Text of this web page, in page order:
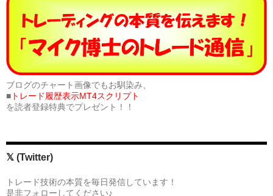
ブログのチャート画像でもお馴染み、
■ トレード履歴表示MT4スクリプト
を読者登録特典でプレゼント！！
𝕏 (Twitter)
トレード技術の本質を毎日発信しています！
是非フォローしてください♪